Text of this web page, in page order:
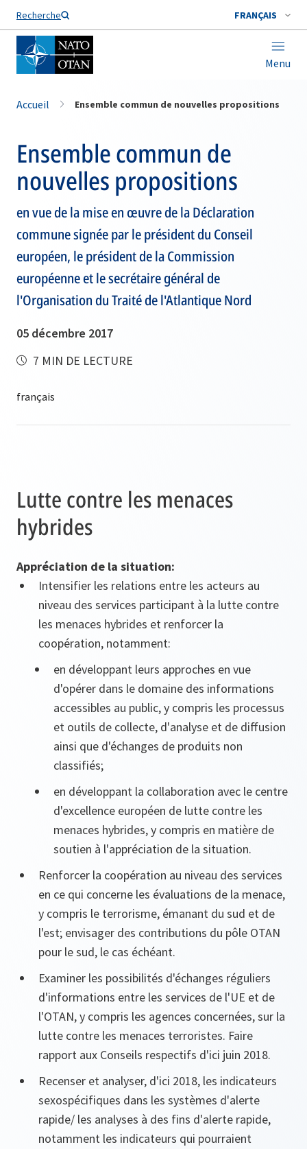
Recherche FRANÇAIS
Menu
Nom de famille*
Accueil Ensemble commun de nouvelles propositions
Ensemble commun de
nouvelles propositions
en vue de la mise en œuvre de la Déclaration
commune signée par le président du Conseil
européen, le président de la Commission
européenne et le secrétaire général de
l'Organisation du Traité de l'Atlantique Nord
05 décembre 2017
7 MIN DE LECTURE
Lutte contre les menaces
hybrides
Appréciation de la situation:
Intensifier les relations entre les acteurs au
niveau des services participant à la lutte contre
les menaces hybrides et renforcer la
coopération, notamment:
en développant leurs approches en vue
d'opérer dans le domaine des informations
accessibles au public, y compris les processus
et outils de collecte, d'analyse et de diffusion
ainsi que d'échanges de produits non
classifiés;
en développant la collaboration avec le centre
d'excellence européen de lutte contre les
menaces hybrides, y compris en matière de
soutien à l'appréciation de la situation.
Renforcer la coopération au niveau des services
en ce qui concerne les évaluations de la menace,
y compris le terrorisme, émanant du sud et de
l'est; envisager des contributions du pôle OTAN
pour le sud, le cas échéant.
Examiner les possibilités d'échanges réguliers
d'informations entre les services de l'UE et de
l'OTAN, y compris les agences concernées, sur la
lutte contre les menaces terroristes. Faire
rapport aux Conseils respectifs d'ici juin 2018.
Recenser et analyser, d'ici 2018, les indicateurs
sexospécifiques dans les systèmes d'alerte
rapide/ les analyses à des fins d'alerte rapide,
notamment les indicateurs qui pourraient